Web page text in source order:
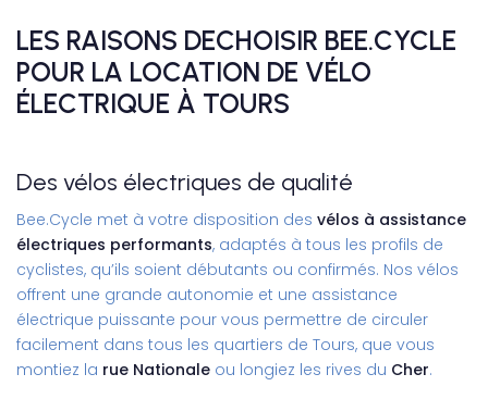
LES RAISONS DECHOISIR BEE.CYCLE
POUR LA LOCATION DE VÉLO
ÉLECTRIQUE À TOURS
Des vélos électriques de qualité
Bee.Cycle met à votre disposition des vélos à assistance
électriques performants, adaptés à tous les profils de
cyclistes, qu’ils soient débutants ou confirmés. Nos vélos
offrent une grande autonomie et une assistance
électrique puissante pour vous permettre de circuler
facilement dans tous les quartiers de Tours, que vous
montiez la rue Nationale ou longiez les rives du Cher.